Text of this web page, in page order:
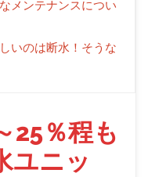
メンテナンスについ
いのは断水！そうな
25％程も
ユニッ